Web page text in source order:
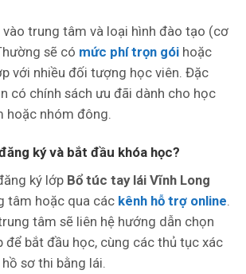
vào trung tâm và loại hình đào tạo (cơ
sẽ có mức phí trọn gói hoặc
với nhiều đối tượng học viên. Đặc
có chính sách ưu đãi dành cho học
hoặc nhóm đông.
ký và bắt đầu khóa học?
ký lớp Bổ túc tay lái Vĩnh Long
tâm hoặc qua các kênh hỗ trợ online
tâm sẽ liên hệ hướng dẫn chọn
để bắt đầu học, cùng các thủ tục xác
sơ thi bằng lái.